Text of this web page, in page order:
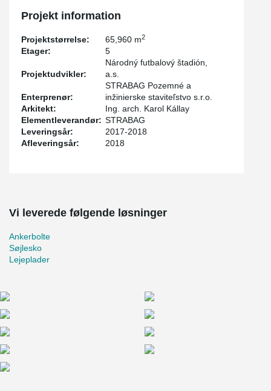
Projekt information
Projektstørrelse: 65,960 m2
Etager: 5
Projektudvikler:
Národný futbalový štadión,
a.s.
Enterprenør:
STRABAG Pozemné a
inžinierske staviteľstvo s.r.o.
Arkitekt:
Ing. arch. Karol Kállay
Elementleverandør: STRABAG
Leveringsår:
2017-2018
Afleveringsår:
2018
Vi leverede følgende løsninger
Ankerbolte
Søjlesko
Lejeplader